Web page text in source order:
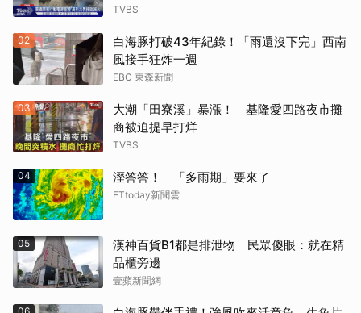
TVBS
02
白海豚打破43年紀錄！「雨還沒下完」西南
風接手狂炸一週
EBC 東森新聞
03
大潮「田寮溪」暴漲！ 基隆愛四路夜市攤
商被迫提早打烊
TVBS
04 溼答答！ 「多雨期」要來了
ETtoday新聞雲
05
漢神百貨B1都是排泄物 民眾傻眼：就在精
品櫃旁邊
壹蘋新聞網